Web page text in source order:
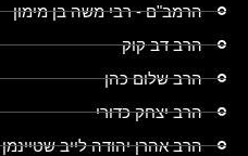
הרמב"ם - רבי משה בן מימון
הרב דב קוק
הרב שלום כהן
הרב יצחק כדורי
הרב אהרן יהודה לייב שטיינמן